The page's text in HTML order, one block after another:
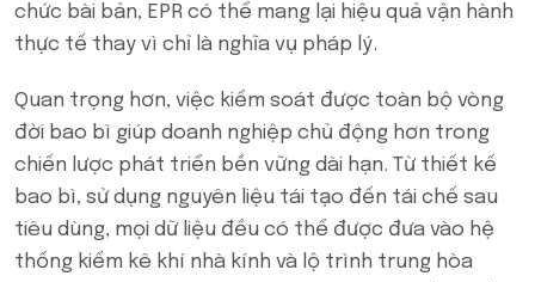
chức bài bản, EPR có thể mang lại hiệu quả vận hành
thực tế thay vì chỉ là nghĩa vụ pháp lý.
Quan trọng hơn, việc kiểm soát được toàn bộ vòng
đời bao bì giúp doanh nghiệp chủ động hơn trong
chiến lược phát triển bền vững dài hạn. Từ thiết kế
bao bì, sử dụng nguyên liệu tái tạo đến tái chế sau
tiêu dùng, mọi dữ liệu đều có thể được đưa vào hệ
thống kiểm kê khí nhà kính và lộ trình trung hòa